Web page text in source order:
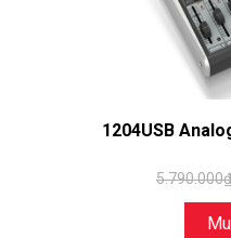
1204USB
5.790.000₫